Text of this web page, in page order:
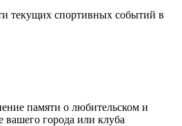
текущих спортивных событий в
памяти о любительском и
вашего города или клуба